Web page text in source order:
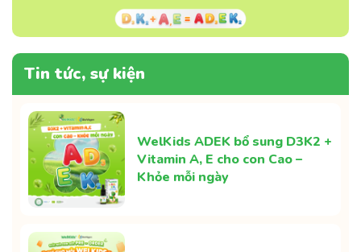
Tin tức, sự kiện
WelKids ADEK bổ sung D3K2 +
Vitamin A, E cho con Cao –
Khỏe mỗi ngày